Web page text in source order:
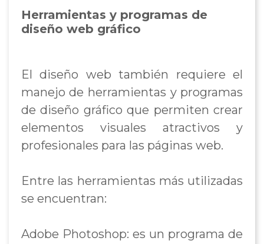
Herramientas y programas de
diseño web gráfico
El diseño web también requiere el
manejo de herramientas y programas
de diseño gráfico que permiten crear
elementos visuales atractivos y
profesionales para las páginas web.
Entre las herramientas más utilizadas
se encuentran:
Adobe Photoshop: es un programa de